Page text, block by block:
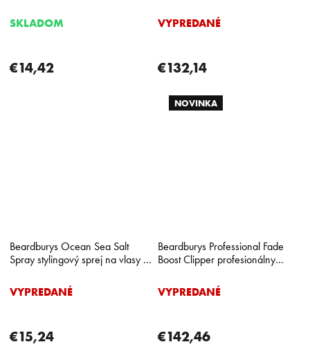
SKLADOM
€14,42
VYPREDANÉ
€132,14
Beardburys Ocean Sea Salt
Spray stylingový sprej na vlasy s
VYPREDANÉ
€15,24
NOVINKA
Beardburys Professional Fade
Boost Clipper profesionálny
VYPREDANÉ
€142,46